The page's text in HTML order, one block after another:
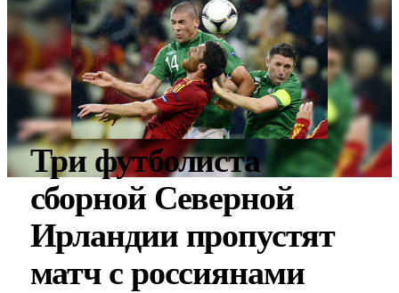
Три футболиста
сборной Северной
Ирландии пропустят
матч с россиянами